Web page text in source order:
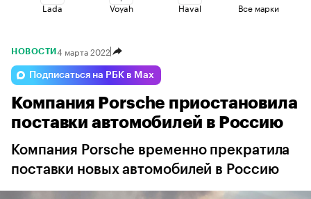
Lada Voyah Haval
Changan Volga
Omoda Jaecoo Geely
Все марки
НОВОСТИ 4 марта 2022
Подписаться на РБК в Max
Компания Porsche приостановила
поставки автомобилей в Россию
Компания Porsche временно прекратила
поставки новых автомобилей в Россию